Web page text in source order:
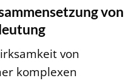
von
von
komplexen